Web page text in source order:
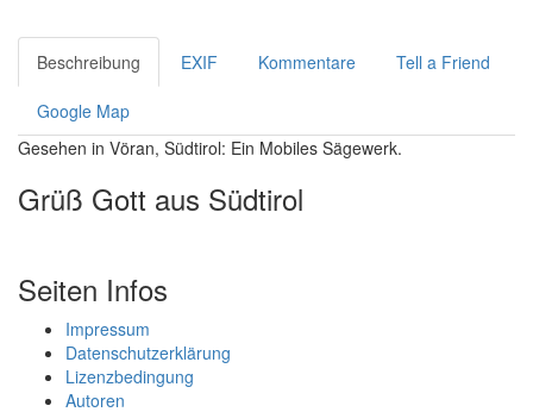
Beschreibung EXIF Kommentare Tell a Friend
Google Map
Gesehen in Vöran, Südtirol: Ein Mobiles Sägewerk.
Grüß Gott aus Südtirol
Seiten Infos
Impressum
Datenschutzerklärung
Lizenzbedingung
Autoren